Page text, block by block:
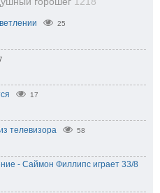
25
17
телевизора 58
- Саймон Филлипс играет 33/8